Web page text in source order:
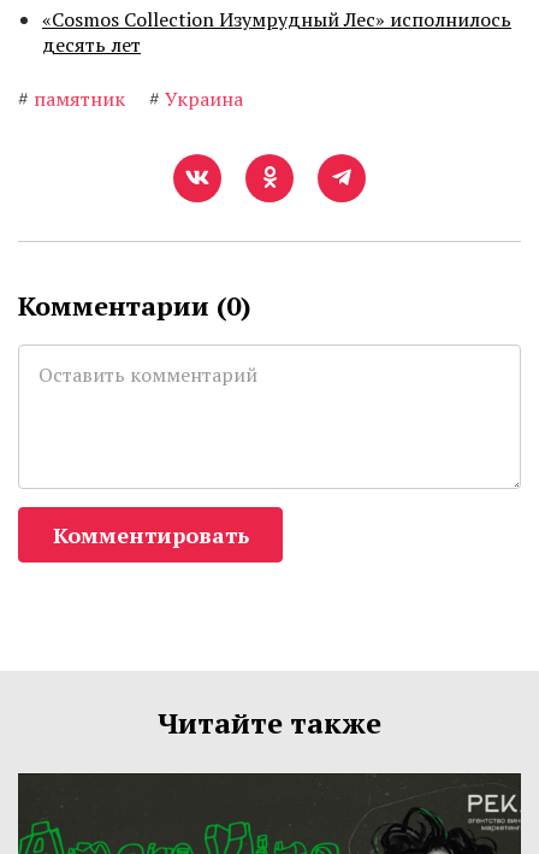
«Cosmos Collection Изумрудный Лес» исполнилось
десять лет
# памятник # Украина
Комментарии (0)
Комментировать
Читайте также